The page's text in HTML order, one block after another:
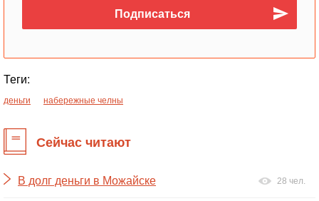
Теги:
деньги набережные челны
Сейчас читают
В долг деньги в Можайске 28 чел.